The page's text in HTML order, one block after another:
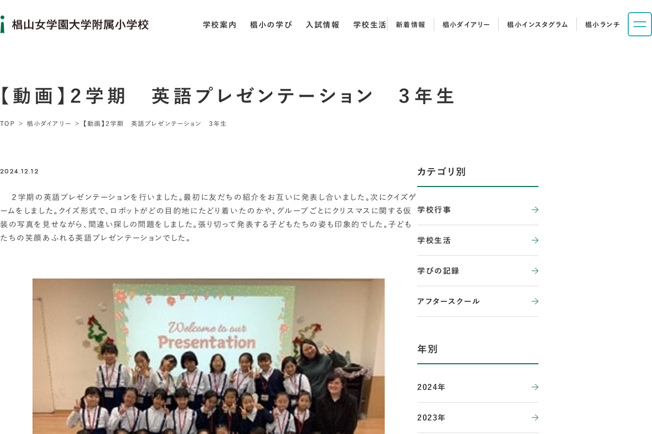
学校案内 椙小の学び 入試情報 学校生活 新着情報 椙小ダイアリー 椙小インスタグラム 椙小ランチ
【動画】２学期 英語プレゼンテーション ３年生
TOP 椙小ダイアリー 【動画】２学期 英語プレゼンテーション ３年生
2024.12.12
２学期の英語プレゼンテーションを行いました。最初に友だちの紹介をお互いに発表し合いました。次にクイズゲ
ームをしました。クイズ形式で、ロボットがどの目的地にたどり着いたのかや、グループごとにクリスマスに関する仮
装の写真を見せながら、間違い探しの問題をしました。張り切って発表する子どもたちの姿も印象的でした。子ども
たちの笑顔あふれる英語プレゼンテーションでした。
カテゴリ別
学校行事
学校生活
学びの記録
アフタースクール
年別
2024年
2023年